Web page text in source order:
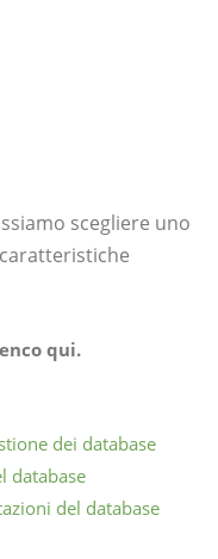
scegliere uno
qui.
dei database
database
del database